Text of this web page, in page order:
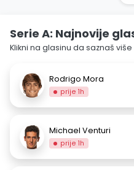
Serie A: Najnovije
Klikni na glasinu da saznaš
Rodrigo Mora
prije 1h
Michael Venturi
prije 1h